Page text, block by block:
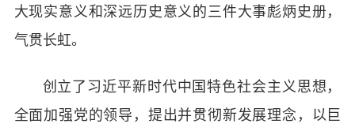
大现实意义和深远历史意义的三件大事彪炳史册，
气贯长虹。
创立了习近平新时代中国特色社会主义思想，
全面加强党的领导，提出并贯彻新发展理念，以巨